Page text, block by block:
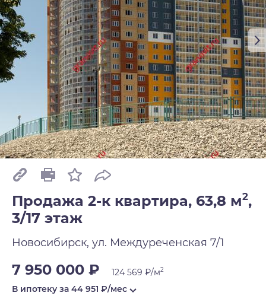
Продажа 2-к квартира, 63,8 м2,
3/17 этаж
Новосибирск, ул. Междуреченская 7/1
7 950 000 ₽ 124 569 ₽/м2
В ипотеку за 44 951 ₽/мес